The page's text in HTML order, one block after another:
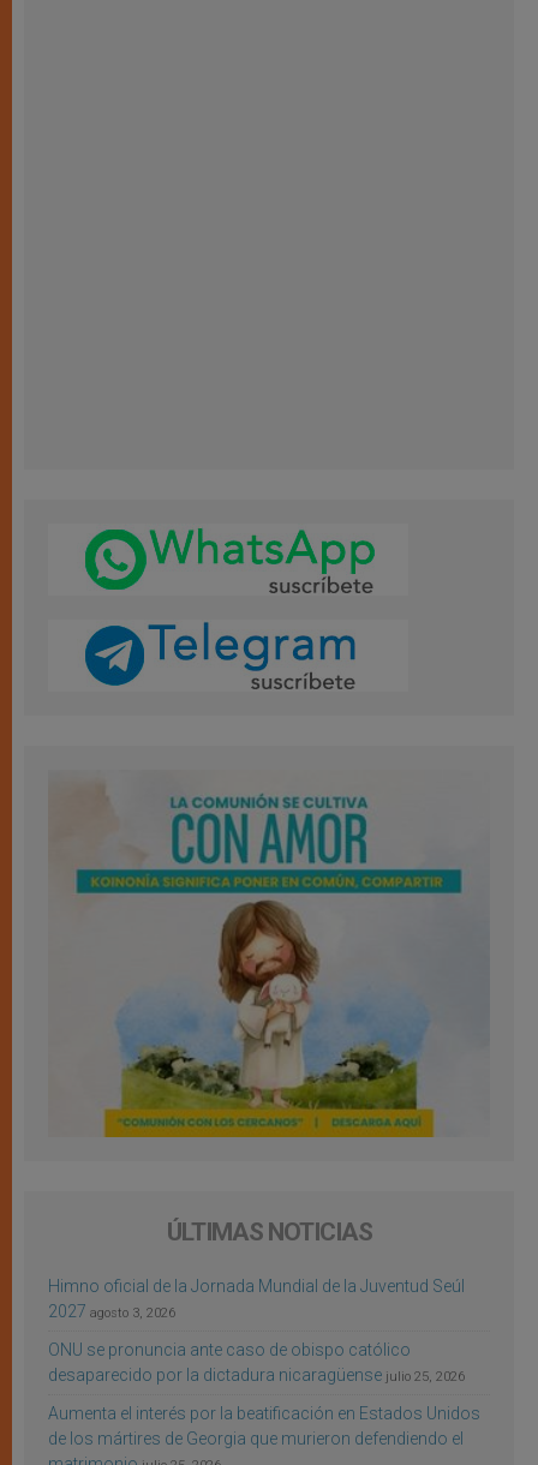
ÚLTIMAS NOTICIAS
Himno oficial de la Jornada Mundial de la Juventud Seúl
2027 agosto 3, 2026
ONU se pronuncia ante caso de obispo católico
desaparecido por la dictadura nicaragüense julio 25, 2026
Aumenta el interés por la beatificación en Estados Unidos
de los mártires de Georgia que murieron defendiendo el